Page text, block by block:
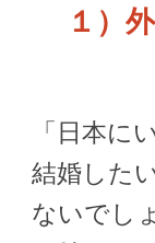
１ ）
「日本に
結婚した
ないでし